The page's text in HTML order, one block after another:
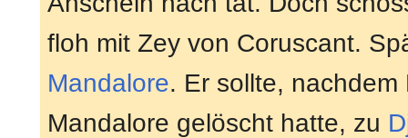
floh mit Zey von Coruscant.
Mandalore. Er sollte,
Mandalore gelöscht hatte, zu